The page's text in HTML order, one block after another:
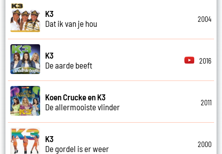
K3
Dat ik van je hou
2004
K3
De aarde beeft
2016
Koen Crucke en K3
De allermooiste vlinder
2011
K3
De gordel is er weer
2000